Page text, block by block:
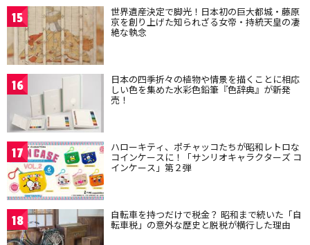
15 世界遺産決定で脚光！日本初の巨大都城・藤原
京を創り上げた知られざる女帝・持統天皇の凄
絶な執念
16 日本の四季折々の植物や情景を描くことに相応
しい色を集めた水彩色鉛筆『色辞典』が新発
売！
17 ハローキティ、ポチャッコたちが昭和レトロな
コインケースに！「サンリオキャラクターズ コ
インケース」第２弾
18 自転車を持つだけで税金？ 昭和まで続いた「自
転車税」の意外な歴史と脱税が横行した理由